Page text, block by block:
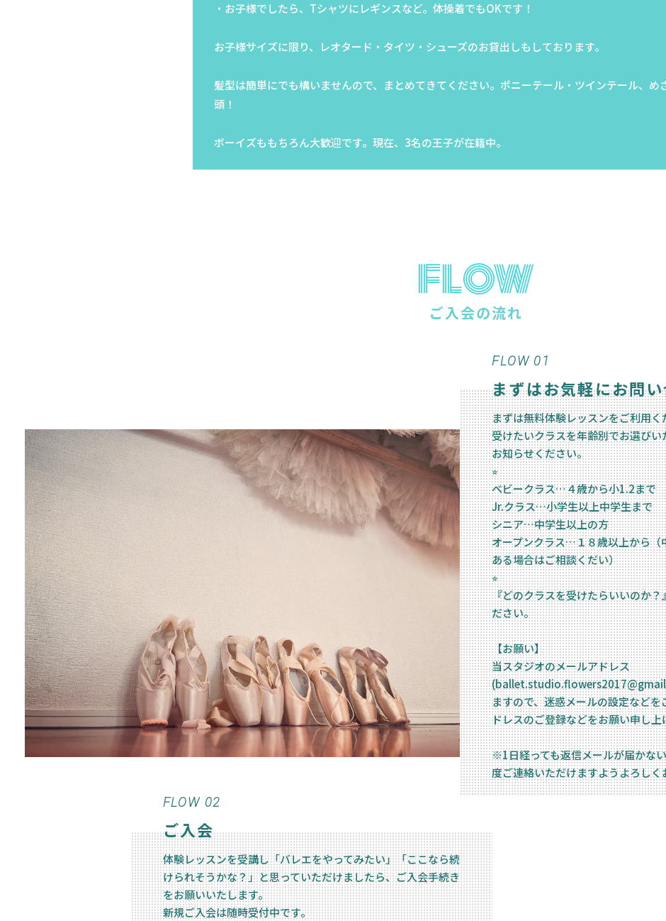
・お子様でしたら、Tシャツにレギンスなど。体操着でもOKです！
お子様サイズに限り、レオタード・タイツ・シューズのお貸出しもしております。
髪型は簡単にでも構いませんので、まとめてきてください。ポニーテール・ツインテール、め
頭！
ボーイズももちろん大歓迎です。現在、3名の王子が在籍中。
FLOW
ご入会の流れ
FLOW 01
まずはお気軽にお問
まずは無料体験レッスンをご利用く
受けたいクラスを年齢別でお選び
お知らせください。
⭐︎
ベビークラス…４歳から小1.2まで
Jr.クラス…小学生以上中学生まで
シニア…中学生以上の方
オープンクラス…１８歳以上から（
ある場合はご相談くだい）
⭐︎
『どのクラスを受けたらいいのか
ださい。
【お願い】
当スタジオのメールアドレス
ますので、迷惑メールの設定など
ドレスのご登録などをお願い申し上
※1日経っても返信メールが届かな
度ご連絡いただけますようよろし
FLOW 02
ご入会
体験レッスンを受講し「バレエをやってみたい」「ここなら続
けられそうかな？」と思っていただけましたら、ご入会手続き
をお願いいたします。
新規ご入会は随時受付中です。